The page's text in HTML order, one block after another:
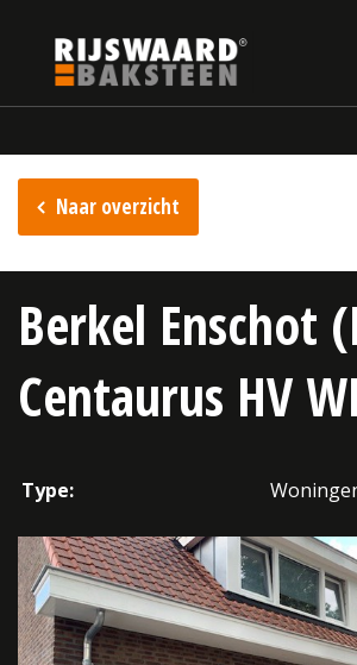
Naar overzicht
Berkel Enschot
Centaurus HV
Type: